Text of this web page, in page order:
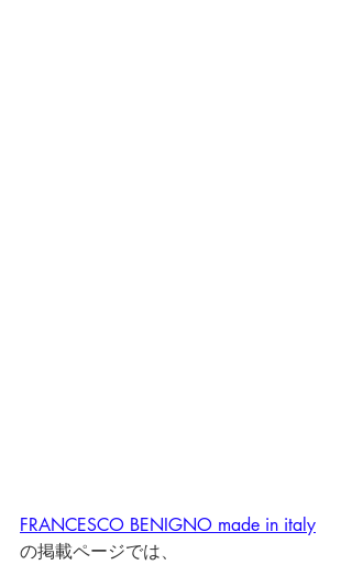
FRANCESCO BENIGNO made in italy
の掲載ページでは、